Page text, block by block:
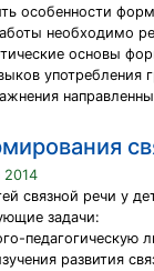
особенности
необходимо
основы
2014
связной речи у
задачи:
педагогическую
развития